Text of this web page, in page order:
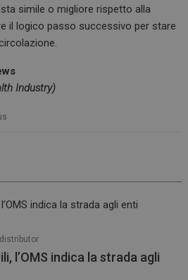
simile o migliore rispetto alla
il logico passo successivo per stare
Industry)
l’OMS indica la strada agli